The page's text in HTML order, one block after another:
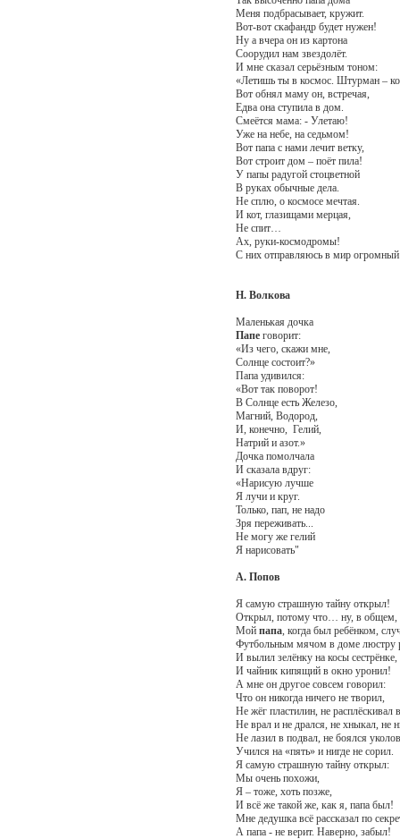
Меня подбрасывает, кружит.
Вот-вот скафандр будет нужен!
Ну а вчера он из картона
Соорудил нам звездолёт.
И мне сказал серьёзным тоном:
«Летишь ты в космос. Штурман –
Вот обнял маму он, встречая,
Едва она ступила в дом.
Смеётся мама: - Улетаю!
Уже на небе, на седьмом!
Вот папа с нами лечит ветку,
Вот строит дом – поёт пила!
У папы радугой стоцветной
В руках обычные дела.
Не сплю, о космосе мечтая.
И кот, глазищами мерцая,
Не спит…
Ах, руки-космодромы!
С них отправляюсь в мир
Н. Волкова
Маленькая дочка
Папеговорит:
«Из чего, скажи мне,
Солнце состоит?»
Папа удивился:
«Вот так поворот!
В Солнце есть Железо,
Магний, Водород,
И, конечно, Гелий,
Натрий и азот.»
Дочка помолчала
И сказала вдруг:
«Нарисую лучше
Я лучи и круг.
Только, пап, не надо
Зря переживать...
Не могу же гелий
Я нарисовать"
А. Попов
Я самую страшную тайну открыл!
Открыл, потому что… ну, в
Мой папа, когда был ребёнком,
Футбольным мячом в доме люстру
И вылил зелёнку на косы сестрёнке,
И чайник кипящий в окно уронил!
А мне он другое совсем говорил:
Что он никогда ничего не творил,
Не жёг пластилин, не расплёскивал
Не врал и не дрался, не хныкал, не
Не лазил в подвал, не боялся
Учился на «пять» и нигде не сорил.
Я самую страшную тайну открыл:
Мы очень похожи,
Я – тоже, хоть позже,
И всё же такой же, как я, папа был!
Мне дедушка всё рассказал по
А папа - не верит. Наверно, забыл!